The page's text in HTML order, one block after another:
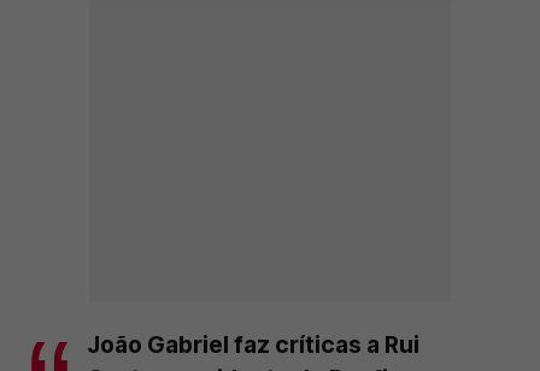
João Gabriel faz críticas a Rui